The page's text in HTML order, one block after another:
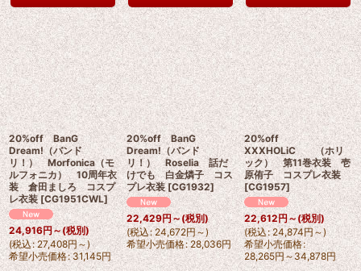
20%off BanG
Dream!（バンド
リ！） Morfonica（モ
ルフォニカ） 10周年衣
装 倉田ましろ コスプ
レ衣装 [CG1951CWL]
24,916円～(税別)
(税込: 27,408円～)
希望小売価格: 31,145円
20%off BanG
Dream!（バンド
リ！） Roselia 話だ
けでも 白金燐子 コス
プレ衣装 [CG1932]
22,429円～(税別)
(税込: 24,672円～)
希望小売価格: 28,036円
20%off
XXXHOLiC （ホリ
ック） 第11巻衣装 壱
原侑子 コスプレ衣装
[CG1957]
22,612円～(税別)
(税込 : 24,874円～)
希望小売価格:
28,265円～34,878円